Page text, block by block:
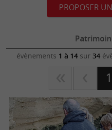
PROPOSER
évènements 1 à 14sur 34
1